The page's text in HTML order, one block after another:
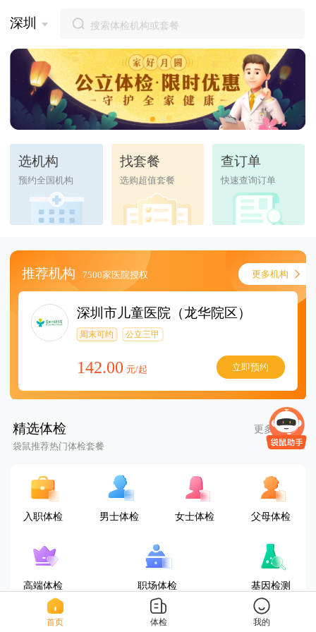
深圳
选机构
预约全国机构
找套餐
选购超值套餐
查订单
快速查询订单
推荐机构 7500家医院授权 更多机构
深圳市儿童医院（龙华院区）
周末可约 公立三甲
142.00 元/起 立即预约
精选体检 更多套餐
袋鼠推荐热门体检套餐
入职体检 男士体检 女士体检 父母体检
高端体检 职场体检 基因检测
首页 体检 我的